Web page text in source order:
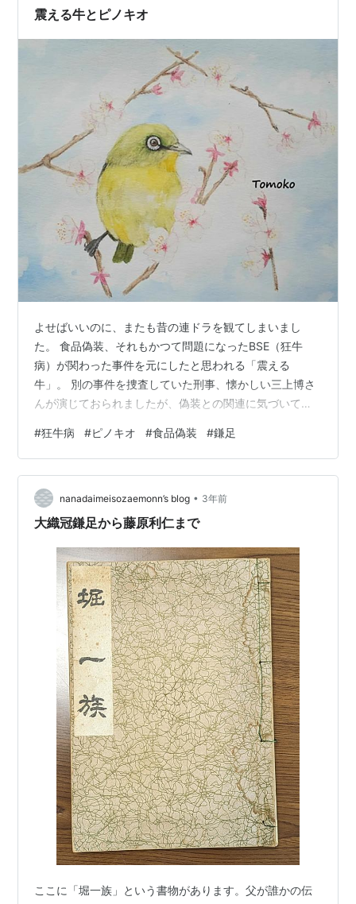
震える牛とピノキオ
よせばいいのに、またも昔の連ドラを観てしまいまし
た。 食品偽装、それもかつて問題になったBSE（狂牛
病）が関わった事件を元にしたと思われる「震える
牛」。 別の事件を捜査していた刑事、懐かしい三上博さ
んが演じておられましたが、偽装との関連に気づいて、
バーグが、実は廃棄するような肉や、鳥豚のほかなんだ
かわからない肉からできていた、という、牛じゃなくて
私たちが震えるようなお話。 ピノキオのお話を思い出し
ました。 嘘を隠そうとして、またうそをつく。 引き返せ
なくなって人まで殺す。 殺人までは行かなくても、この
#狂牛病 #ピノキオ #食品偽装 #鎌足
nanadaimeisozaemonn’s blog • 3年前
大織冠鎌足から藤原利仁まで
ここに「堀一族」という書物があります。父が誰かの伝